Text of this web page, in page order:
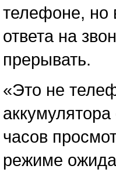
телефоне, но
ответа на
прерывать.
«Это не
часов
режиме